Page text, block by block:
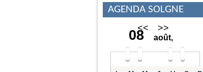
Soutien numérique
AGENDA SOLGNE
<< >>
08 août,